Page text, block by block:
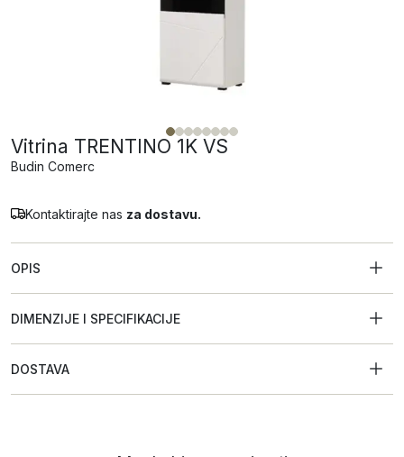
Vitrina TRENTINO 1K VS
Budin Comerc
Kontaktirajte nas za dostavu.
OPIS
DIMENZIJE I SPECIFIKACIJE
DOSTAVA